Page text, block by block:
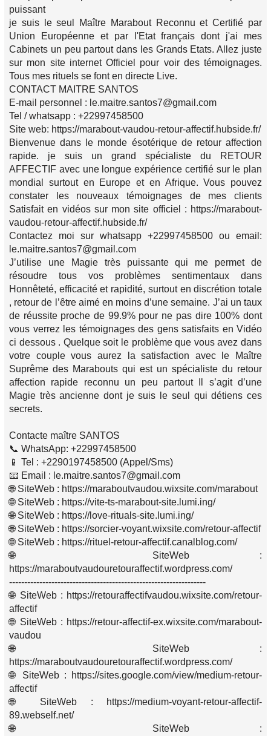
puissant
je suis le seul Maître Marabout Reconnu et Certifié par
Union Européenne et par l'Etat français dont j'ai mes
Cabinets un peu partout dans les Grands Etats. Allez juste
sur mon site internet Officiel pour voir des témoignages.
Tous mes rituels se font en directe Live.
CONTACT MAITRE SANTOS
E-mail personnel : le.maitre.santos7@gmail.com
Tel / whatsapp : +22997458500
Site web: https://marabout-vaudou-retour-affectif.hubside.fr/
Bienvenue dans le monde ésotérique de retour affection
rapide. je suis un grand spécialiste du RETOUR
AFFECTIF avec une longue expérience certifié sur le plan
mondial surtout en Europe et en Afrique. Vous pouvez
constater les nouveaux témoignages de mes clients
Satisfait en vidéos sur mon site officiel : https://marabout-
vaudou-retour-affectif.hubside.fr/
Contactez moi sur whatsapp +22997458500 ou email:
le.maitre.santos7@gmail.com
J’utilise une Magie très puissante qui me permet de
résoudre tous vos problèmes sentimentaux dans
Honnêteté, efficacité et rapidité, surtout en discrétion totale
, retour de l’être aimé en moins d’une semaine. J’ai un taux
de réussite proche de 99.9% pour ne pas dire 100% dont
vous verrez les témoignages des gens satisfaits en Vidéo
ci dessous . Quelque soit le problème que vous avez dans
votre couple vous aurez la satisfaction avec le Maître
Suprême des Marabouts qui est un spécialiste du retour
affection rapide reconnu un peu partout Il s’agit d’une
Magie très ancienne dont je suis le seul qui détiens ces
secrets.
Contacte maître SANTOS
📞 WhatsApp: +22997458500
📱 Tel : +2290197458500 (Appel/Sms)
📧 Email : le.maitre.santos7@gmail.com
🌐 SiteWeb : https://maraboutvaudou.wixsite.com/marabout
🌐 SiteWeb : https://vite-ts-marabout-site.lumi.ing/
🌐 SiteWeb : https://love-rituals-site.lumi.ing/
🌐 SiteWeb : https://sorcier-voyant.wixsite.com/retour-affectif
🌐 SiteWeb : https://rituel-retour-affectif.canalblog.com/
🌐 SiteWeb :
https://maraboutvaudouretouraffectif.wordpress.com/
-----------------------------------------------------------------
🌐 SiteWeb : https://retouraffectifvaudou.wixsite.com/retour-
affectif
🌐 SiteWeb : https://retour-affectif-ex.wixsite.com/marabout-
vaudou
🌐 SiteWeb :
https://maraboutvaudouretouraffectif.wordpress.com/
🌐 SiteWeb : https://sites.google.com/view/medium-retour-
affectif
🌐 SiteWeb : https://medium-voyant-retour-affectif-
89.webself.net/
🌐 SiteWeb :